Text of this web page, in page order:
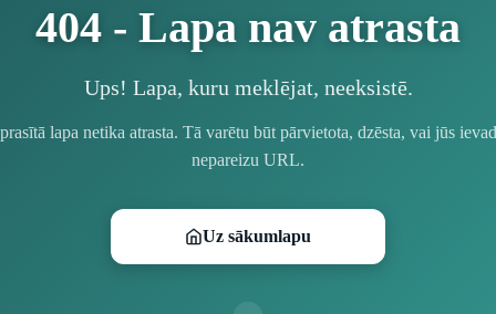
404 - Lapa nav atrasta
Ups! Lapa, kuru meklējat, neeksistē.
lapa netika atrasta. Tā varētu būt pārvietota, dzēsta, vai jūs
nepareizu URL.
Uz sākumlapu